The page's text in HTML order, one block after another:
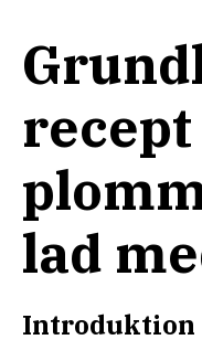
lad
Introduktion